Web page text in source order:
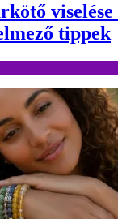
viselése
tippek